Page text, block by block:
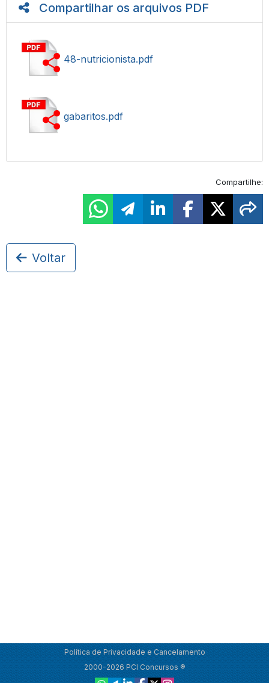
Compartilhar os arquivos PDF
48-nutricionista.pdf
gabaritos.pdf
Compartilhe:
Voltar
Política de Privacidade e Cancelamento
2000-2026 PCI Concursos ®